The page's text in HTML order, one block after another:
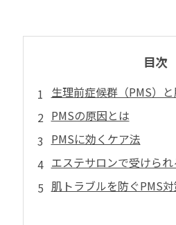
目次
生理前症候群（PMS）
PMSの原因とは
PMSに効くケア法
エステサロンで受けら
肌トラブルを防ぐPMS